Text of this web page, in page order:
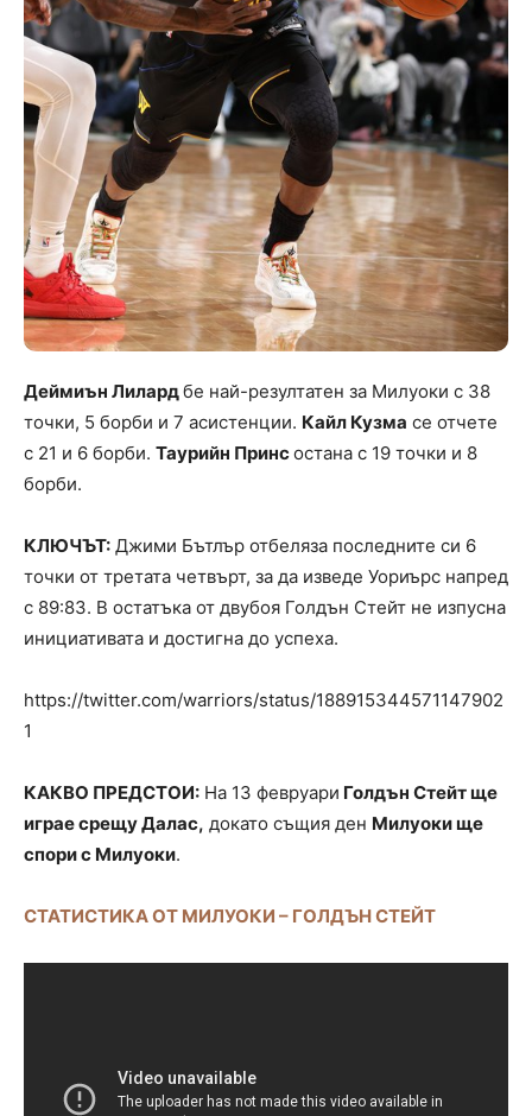
Деймиън Лилардбе най-резултатен за Милуоки с 38
точки, 5 борби и 7 асистенции. Кайл Кузма се отчете
с 21 и 6 борби. Таурийн Принсостана с 19 точки и 8
борби.
КЛЮЧЪТ: Джими Бътлър отбеляза последните си 6
точки от третата четвърт, за да изведе Уориърс напред
с 89:83. В остатъка от двубоя Голдън Стейт не изпусна
инициативата и достигна до успеха.
https://twitter.com/warriors/status/188915344571147902
1
КАКВО ПРЕДСТОИ: На 13 февруари Голдън Стейт ще
играе срещу Далас, докато същия ден Милуоки ще
спори с Милуоки.
СТАТИСТИКА ОТ МИЛУОКИ – ГОЛДЪН СТЕЙТ